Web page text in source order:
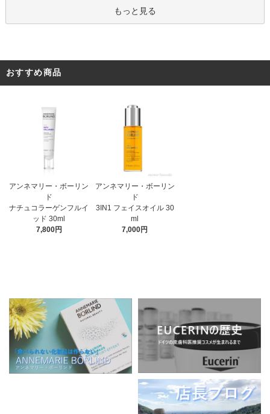
もっと見る
おすすめ商品
アンネマリー・ボーリン
ド
ナチュコラーゲンフルイ
ッド 30ml
7,800円
アンネマリー・ボーリン
ド
3IN1 フェイスオイル 30
ml
7,000円